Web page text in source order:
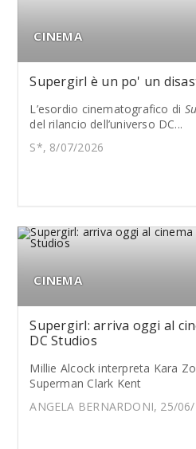
CINEMA
Supergirl è un po' un
L’esordio cinematografico di
del rilancio dell’universo DC...
S*, 8/07/2026
CINEMA
Supergirl: arriva oggi al
DC Studios
Millie Alcock interpreta Kara
Superman Clark Kent
ANGELA BERNARDONI, 25/